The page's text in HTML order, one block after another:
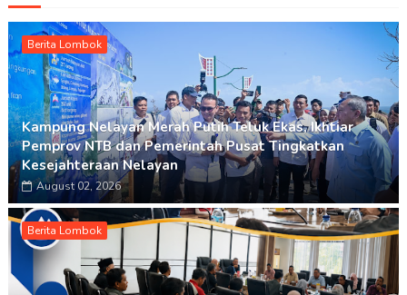
Berita Lombok
Kampung Nelayan Merah Putih Teluk Ekas, Ikhtiar
Pemprov NTB dan Pemerintah Pusat Tingkatkan
Kesejahteraan Nelayan
August 02, 2026
Berita Lombok